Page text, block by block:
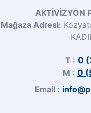
AKTİVİZYON
Mağaza Adresi:
T : 0
M : 0
Email :